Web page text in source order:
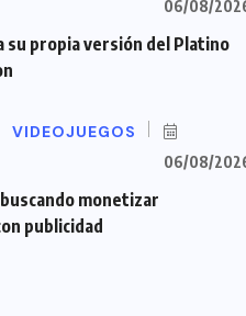
06/08/
su propia versión del Platino
VIDEOJUEGOS
06/08/
monetizar
publicidad